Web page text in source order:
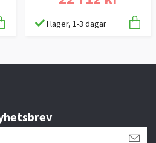
I lager, 1-3 dagar